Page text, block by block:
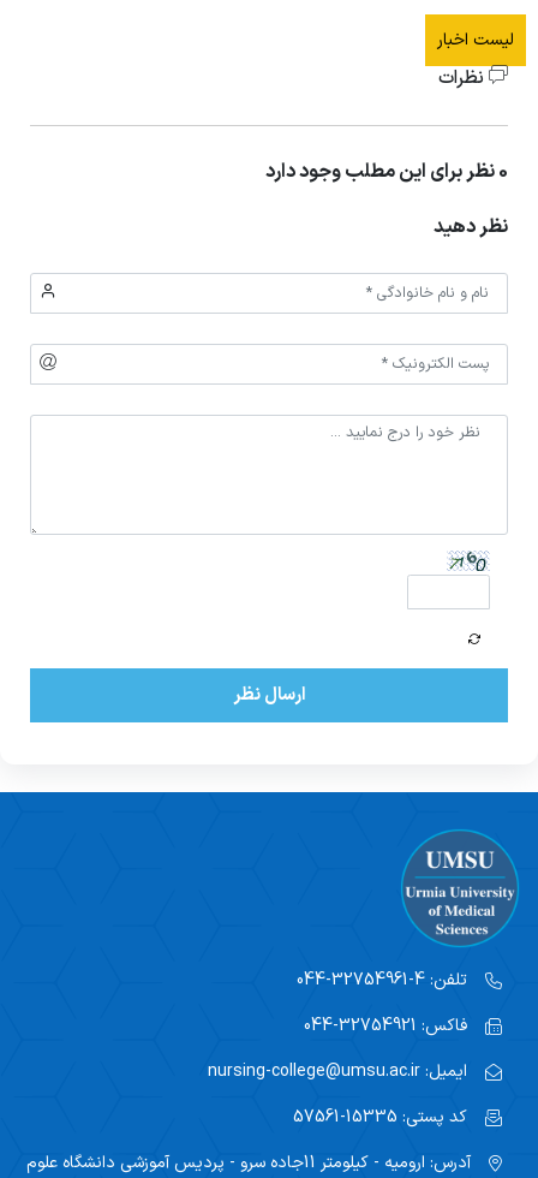
لیست اخبار
نظرات
0 نظر برای این مطلب وجود دارد
نظر دهید
ارسال نظر
تلفن:
فاکس:
ایمیل:
کد پستی:
آدرس:
ارومیه - کیلومتر 11جاده سرو - پردیس آموزشی دانشگاه علوم